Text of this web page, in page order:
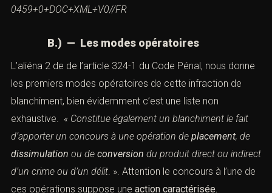
– Résolution du PE:
pubRef=-//EP//TEXT+TA+P7-TA-2011-
0459+0+DOC+XML+V0//FR
B.) — Les modes opératoires
L’aliéna 2 de de l’article 324-1 du Code Pénal, nous
donne les premiers modes opératoires de cette
infraction de blanchiment, bien évidemment c’est une
liste non exhaustive.« Constitue également un
blanchiment le fait d’apporter un concours à une